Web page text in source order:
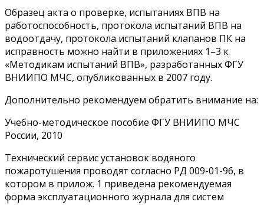
Образец акта о проверке, испытаниях ВПВ на
работоспособность, протокола испытаний ВПВ на
водоотдачу, протокола испытаний клапанов ПК на
исправность можно найти в приложениях 1–3 к
«Методикам испытаний ВПВ», разработанных ФГУ
ВНИИПО МЧС, опубликованных в 2007 году.
Дополнительно рекомендуем обратить внимание на:
Учебно-методическое пособие ФГУ ВНИИПО МЧС
России, 2010
Технический сервис установок водяного
пожаротушения проводят согласно РД 009-01-96, в
котором в прилож. 1 приведена рекомендуемая
форма эксплуатационного журнала для систем